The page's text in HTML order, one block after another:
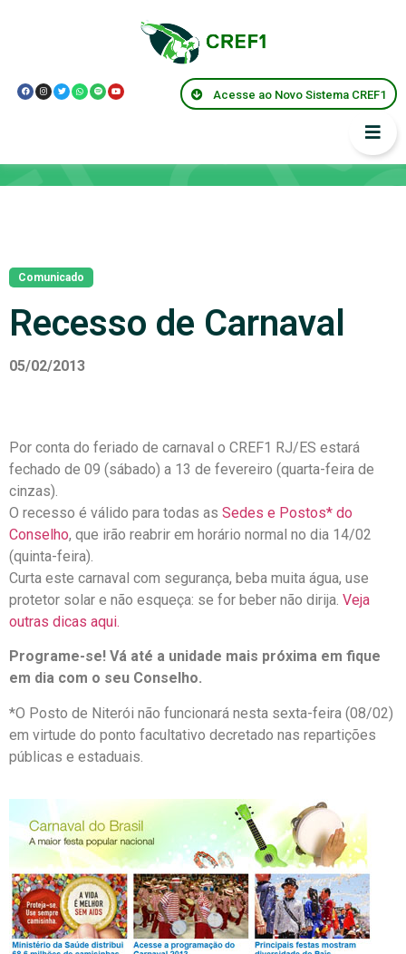
Acesse ao Novo Sistema CREF1
Comunicado
Recesso de Carnaval
05/02/2013
Por conta do feriado de carnaval o CREF1 RJ/ES estará
fechado de 09 (sábado) a 13 de fevereiro (quarta-feira de
cinzas).
O recesso é válido para todas as Sedes e Postos* do
Conselho, que irão reabrir em horário normal no dia 14/02
(quinta-feira).
Curta este carnaval com segurança, beba muita água, use
protetor solar e não esqueça: se for beber não dirija. Veja
outras dicas aqui.
Programe-se! Vá até a unidade mais próxima em fique
em dia com o seu Conselho.
*O Posto de Niterói não funcionará nesta sexta-feira (08/02)
em virtude do ponto facultativo decretado nas repartições
públicas e estaduais.